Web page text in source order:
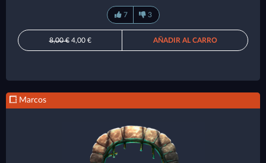
7 3
8,00 €4,00 € AÑADIR AL CARRO
Marcos